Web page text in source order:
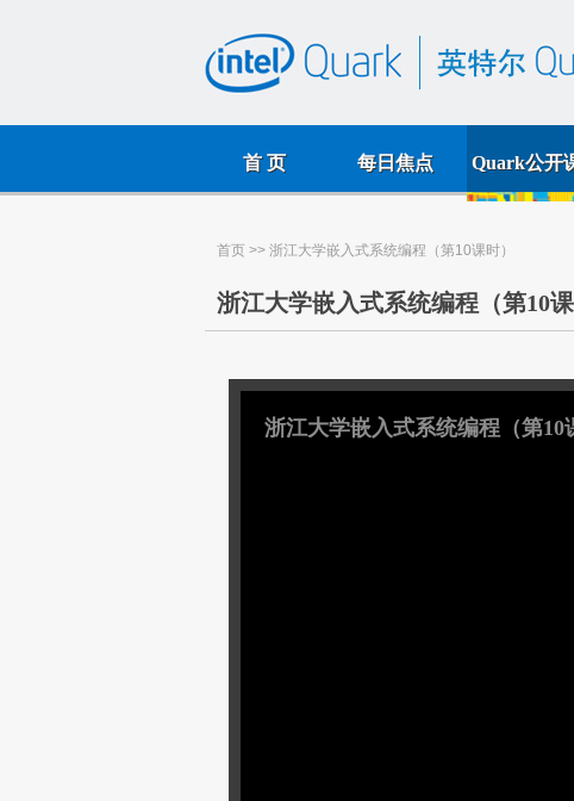
首 页 每日焦点 Quark公开
首页 >> 浙江大学嵌入式系统编程（第10课时）
浙江大学嵌入式系统编程（第10课
浙江大学嵌入式系统编程（第10